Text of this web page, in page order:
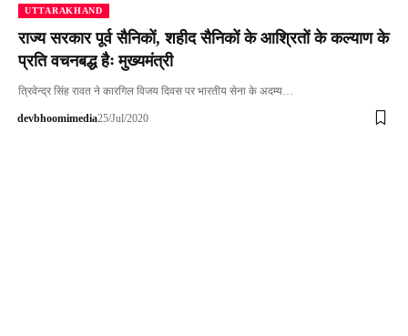
UTTARAKHAND
राज्य सरकार पूर्व सैनिकों, शहीद सैनिकों के आश्रितों के कल्याण के
प्रति वचनबद्ध हैः मुख्यमंत्री
त्रिवेन्द्र सिंह रावत ने कारगिल विजय दिवस पर भारतीय सेना के अदम्य…
devbhoomimedia25/Jul/2020